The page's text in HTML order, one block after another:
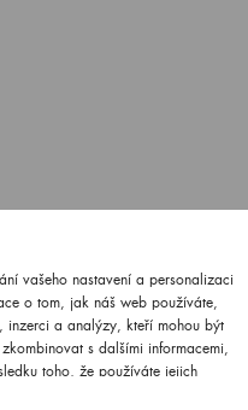
vašeho nastavení a personalizaci
o tom, jak náš web používáte,
inzerci a analýzy, kteří mohou být
s dalšími informacemi,
toho, že používáte jejich